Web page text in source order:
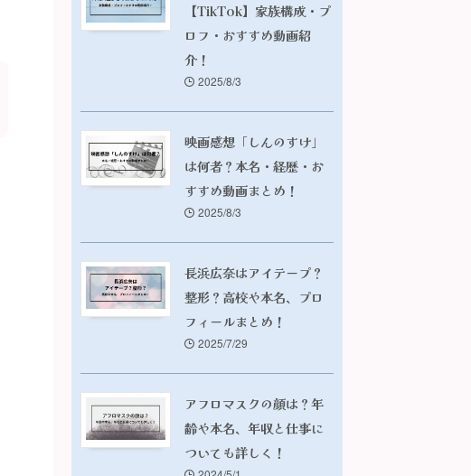
【TikTok】家族構成・プ
ロフ・おすすめ動画紹
介！
2025/8/3
映画感想「しんのすけ」
は何者？本名・経歴・お
すすめ動画まとめ！
2025/8/3
長浜広奈はアイテープ？
整形？高校や本名、プロ
フィールまとめ！
2025/7/29
アフロマスクの顔は？年
齢や本名、年収と仕事に
ついても詳しく！